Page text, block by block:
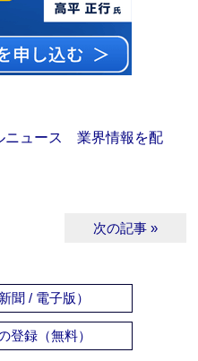
ュース 業界情報を配
次の記事 »
聞 / 電子版）
登録（無料）